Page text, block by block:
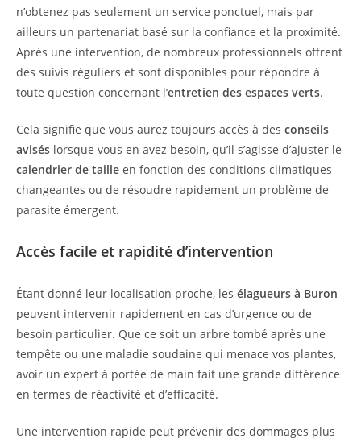
n’obtenez pas seulement un service ponctuel, mais par
ailleurs un partenariat basé sur la confiance et la proximité.
Après une intervention, de nombreux professionnels offrent
des suivis réguliers et sont disponibles pour répondre à
toute question concernant l’entretien des espaces verts.
Cela signifie que vous aurez toujours accès à des conseils
avisés lorsque vous en avez besoin, qu’il s’agisse d’ajuster le
calendrier de taille en fonction des conditions climatiques
changeantes ou de résoudre rapidement un problème de
parasite émergent.
Accès facile et rapidité d’intervention
Étant donné leur localisation proche, les élagueurs à Buron
peuvent intervenir rapidement en cas d’urgence ou de
besoin particulier. Que ce soit un arbre tombé après une
tempête ou une maladie soudaine qui menace vos plantes,
avoir un expert à portée de main fait une grande différence
en termes de réactivité et d’efficacité.
Une intervention rapide peut prévenir des dommages plus